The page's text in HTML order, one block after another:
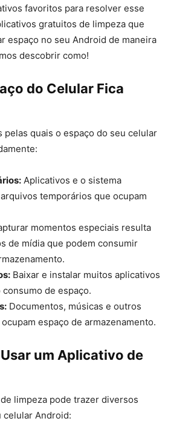
favoritos para resolver esse
gratuitos de limpeza que
espaço no seu Android de maneira
descobrir como!
do Celular Fica
pelas quais o espaço do seu celular
Aplicativos e o sistema
temporários que ocupam
momentos especiais resulta
de mídia que podem consumir
Baixar e instalar muitos aplicativos
de espaço.
Documentos, músicas e outros
espaço de armazenamento.
um Aplicativo de
limpeza pode trazer diversos
celular Android: